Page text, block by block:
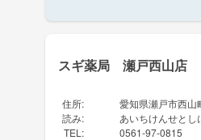
スギ薬局 瀬戸西山店
住所:
愛知県瀬戸市西山
読み:
あいちけんせとし
TEL : 0561-97-0815